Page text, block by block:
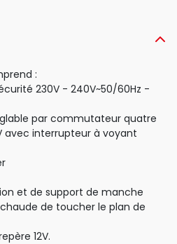
:
230V - 240V~50/60Hz -
par commutateur quatre
avec interrupteur à voyant
et de support de manche
de toucher le plan de
12V.